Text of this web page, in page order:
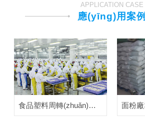
APPLICATION CASE
應(yīng)用案例
食品塑料周轉(zhuǎn)箱應(yīng)用案例